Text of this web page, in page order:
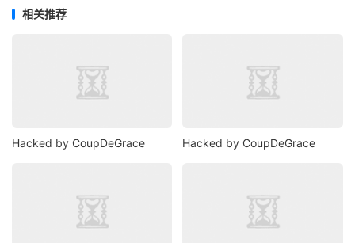
相关推荐
Hacked by CoupDeGrace Hacked by CoupDeGrace